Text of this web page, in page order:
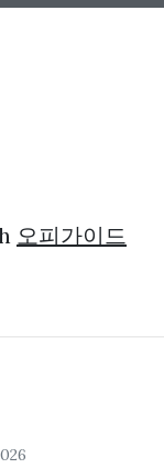
오피가이드